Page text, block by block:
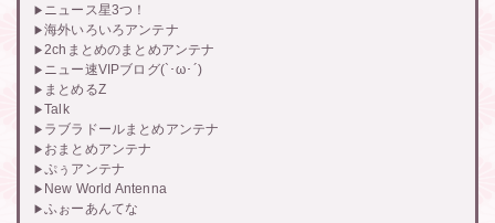
ニュース星3つ！
海外いろいろアンテナ
2chまとめのまとめアンテナ
ニュー速VIPブログ(`･ω･´)
まとめるZ
Talk
ラブラドールまとめアンテナ
おまとめアンテナ
ぷぅアンテナ
New World Antenna
ふぉーあんてな